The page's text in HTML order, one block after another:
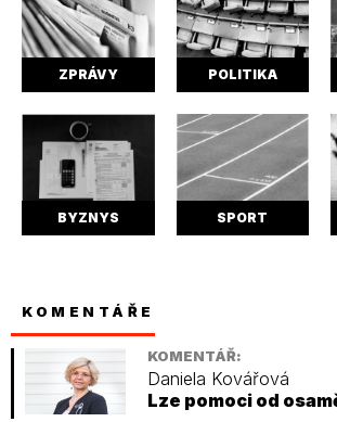
ZPRÁVY POLITIKA
BYZNYS SPORT
KOMENTÁŘE
KOMENTÁŘ:
Daniela Kovářová
Lze pomoci od